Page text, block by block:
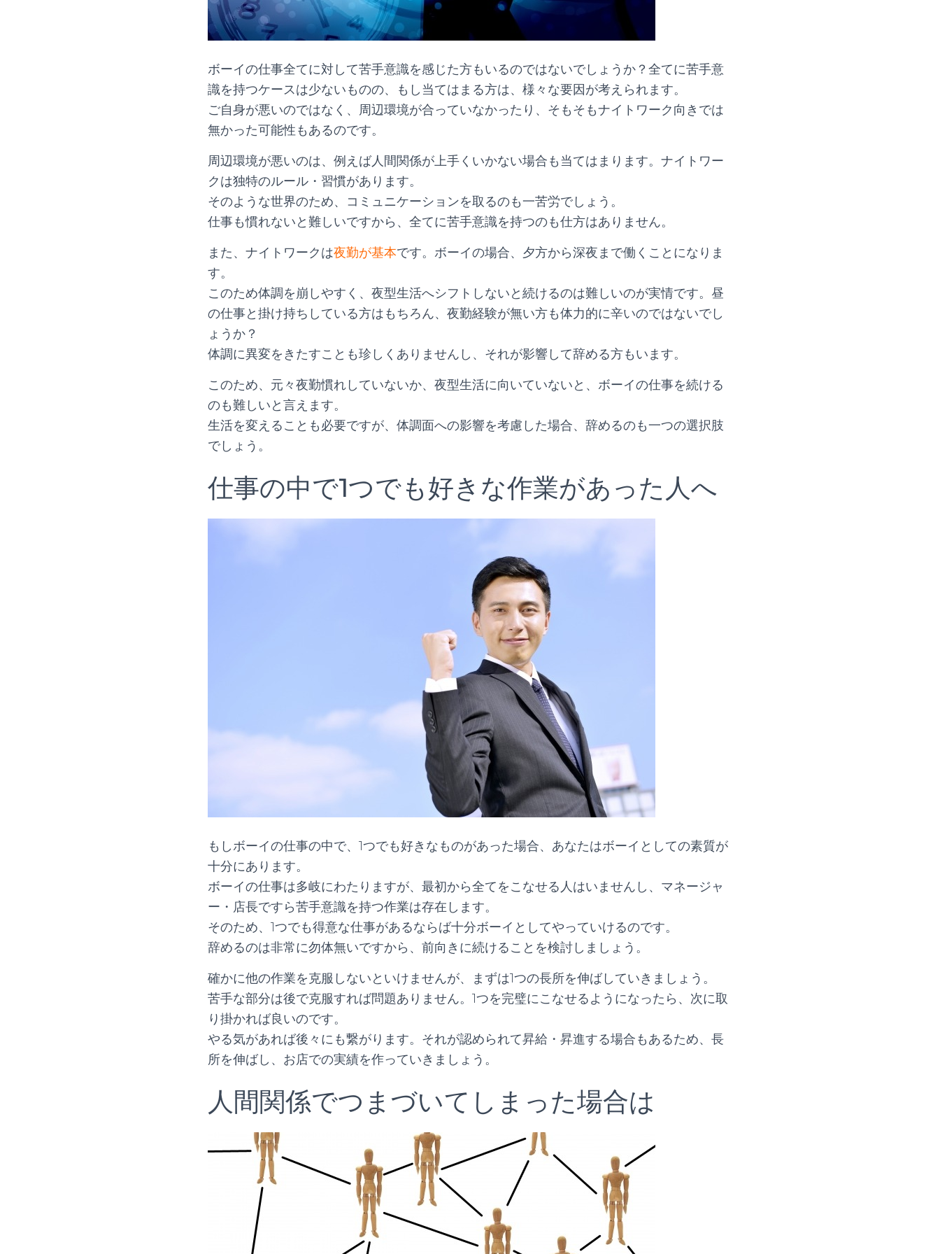
ボーイの仕事全てに対して苦手意識を感じた方もいるのではないでしょうか？全てに苦手意
識を持つケースは少ないものの、もし当てはまる方は、様々な要因が考えられます。
ご自身が悪いのではなく、周辺環境が合っていなかったり、そもそもナイトワーク向きでは
無かった可能性もあるのです。
周辺環境が悪いのは、例えば人間関係が上手くいかない場合も当てはまります。ナイトワー
クは独特のルール・習慣があります。
そのような世界のため、コミュニケーションを取るのも一苦労でしょう。
仕事も慣れないと難しいですから、全てに苦手意識を持つのも仕方はありません。
また、ナイトワークは夜勤が基本です。ボーイの場合、夕方から深夜まで働くことになりま
す。
このため体調を崩しやすく、夜型生活へシフトしないと続けるのは難しいのが実情です。昼
の仕事と掛け持ちしている方はもちろん、夜勤経験が無い方も体力的に辛いのではないでし
ょうか？
体調に異変をきたすことも珍しくありませんし、それが影響して辞める方もいます。
このため、元々夜勤慣れしていないか、夜型生活に向いていないと、ボーイの仕事を続ける
のも難しいと言えます。
生活を変えることも必要ですが、体調面への影響を考慮した場合、辞めるのも一つの選択肢
でしょう。
仕事の中で1つでも好きな作業があった人へ
もしボーイの仕事の中で、1つでも好きなものがあった場合、あなたはボーイとしての素質が
十分にあります。
ボーイの仕事は多岐にわたりますが、最初から全てをこなせる人はいませんし、マネージャ
ー・店長ですら苦手意識を持つ作業は存在します。
そのため、1つでも得意な仕事があるならば十分ボーイとしてやっていけるのです。
辞めるのは非常に勿体無いですから、前向きに続けることを検討しましょう。
確かに他の作業を克服しないといけませんが、まずは1つの長所を伸ばしていきましょう。
苦手な部分は後で克服すれば問題ありません。1つを完璧にこなせるようになったら、次に取
り掛かれば良いのです。
やる気があれば後々にも繋がります。それが認められて昇給・昇進する場合もあるため、長
所を伸ばし、お店での実績を作っていきましょう。
人間関係でつまづいてしまった場合は